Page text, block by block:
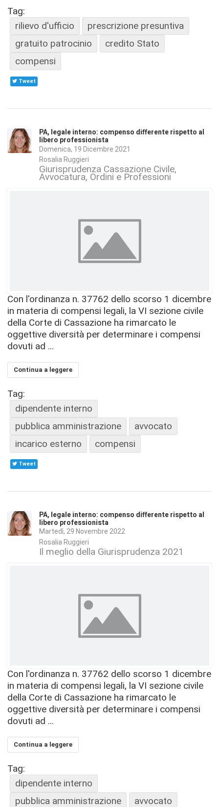
Tag:
rilievo d'ufficio
prescrizione presuntiva
gratuito patrocinio
credito Stato
compensi
Tweet
PA, legale interno: compenso differente rispetto al
libero professionista
Domenica, 19 Dicembre 2021
Rosalia Ruggieri
Giurisprudenza Cassazione Civile
Avvocatura, Ordini e Professioni
Con l'ordinanza n. 37762 dello scorso 1 dicembre
in materia di compensi legali, la VI sezione civile
della Corte di Cassazione ha rimarcato le
oggettive diversità per determinare i compensi
dovuti ad ...
Continua a leggere
Tag:
dipendente interno
pubblica amministrazione
avvocato
incarico esterno
compensi
Tweet
PA, legale interno: compenso differente rispetto al
libero professionista
Martedì, 29 Novembre 2022
Rosalia Ruggieri
Il meglio della Giurisprudenza 2021
Con l'ordinanza n. 37762 dello scorso 1 dicembre
in materia di compensi legali, la VI sezione civile
della Corte di Cassazione ha rimarcato le
oggettive diversità per determinare i compensi
dovuti ad ...
Continua a leggere
Tag:
dipendente interno
pubblica amministrazione
avvocato